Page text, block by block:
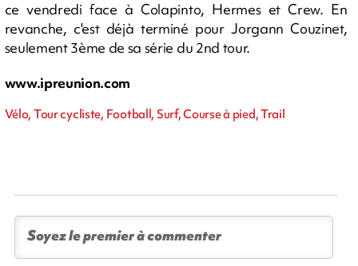
ce vendredi face à Colapinto, Hermes et Crew. En
revanche, c'est déjà terminé pour Jorgann Couzinet,
seulement 3ème de sa série du 2nd tour.
www.ipreunion.com
Vélo, Tour cycliste, Football, Surf, Course à pied, Trail